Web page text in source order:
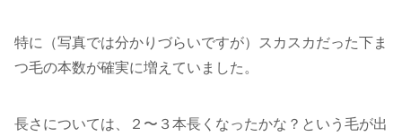
特に（写真では分かりづらいですが）スカスカだった下ま
つ毛の本数が確実に増えていました。
長さについては、２〜３本長くなったかな？という毛が出